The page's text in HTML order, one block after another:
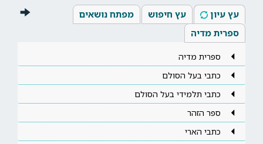
עץ עיון עץ חיפוש
מפתח נושאים
ספרית מדיה
ספרית מדיה
כתבי בעל הסולם
כתבי תלמידי בעל הסולם
ספר הזהר
כתבי הארי